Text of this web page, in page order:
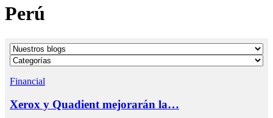
Perú
Financial
Xerox y Quadient mejorarán la…